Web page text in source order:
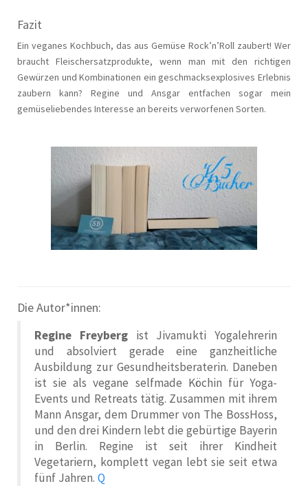
Fazit
Ein veganes Kochbuch, das aus Gemüse Rock’n’Roll zaubert! Wer
braucht Fleischersatzprodukte, wenn man mit den richtigen
Gewürzen und Kombinationen ein geschmacksexplosives Erlebnis
zaubern kann? Regine und Ansgar entfachen sogar mein
gemüseliebendes Interesse an bereits verworfenen Sorten.
Die Autor*innen:
Regine Freyberg ist Jivamukti Yogalehrerin
und absolviert gerade eine ganzheitliche
Ausbildung zur Gesundheitsberaterin. Daneben
ist sie als vegane selfmade Köchin für Yoga-
Events und Retreats tätig. Zusammen mit ihrem
Mann Ansgar, dem Drummer von The BossHoss,
und den drei Kindern lebt die gebürtige Bayerin
in Berlin. Regine ist seit ihrer Kindheit
Vegetariern, komplett vegan lebt sie seit etwa
fünf Jahren. Q